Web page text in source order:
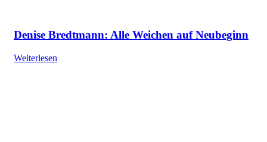
Denise Bredtmann: Alle Weichen auf Neubeginn
Weiterlesen